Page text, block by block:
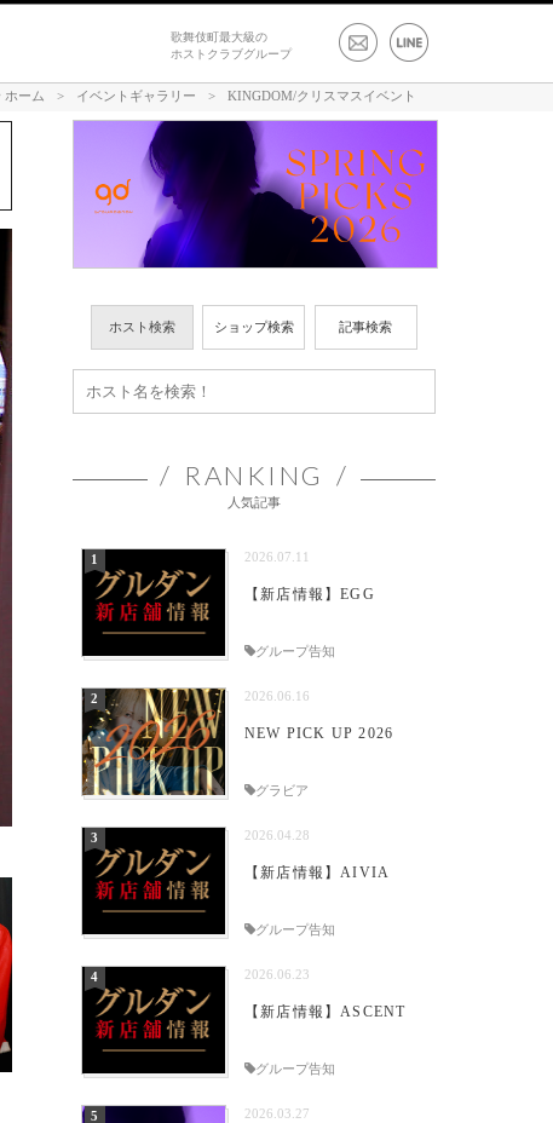
歌舞伎町最大級の
ホストクラブグループ
ホーム > イベントギャラリー > KINGDOM/クリスマスイベント
ホスト検索 ショップ検索 記事検索
RANKING
人気記事
2026.07.11
【新店情報】EGG
グループ告知
2026.06.16
NEW PICK UP 2026
グラビア
2026.04.28
【新店情報】AIVIA
グループ告知
2026.06.23
【新店情報】ASCENT
グループ告知
2026.03.27